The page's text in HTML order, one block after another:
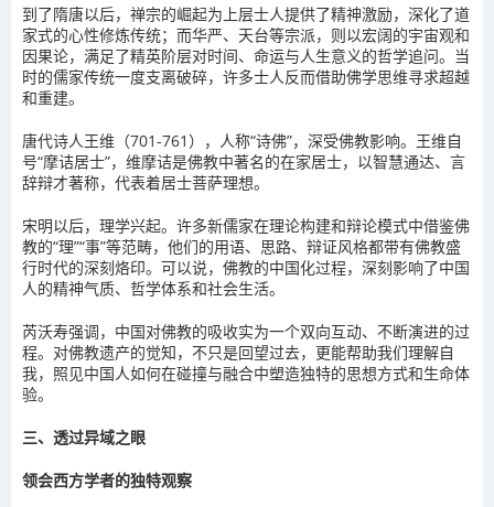
到了隋唐以后，禅宗的崛起为上层士人提供了精神激励，深化了道
家式的心性修炼传统；而华严、天台等宗派，则以宏阔的宇宙观和
因果论，满足了精英阶层对时间、命运与人生意义的哲学追问。当
时的儒家传统一度支离破碎，许多士人反而借助佛学思维寻求超越
和重建。
唐代诗人王维（701-761），人称“诗佛”，深受佛教影响。王维自
号“摩诘居士”，维摩诘是佛教中著名的在家居士，以智慧通达、言
辞辩才著称，代表着居士菩萨理想。
宋明以后，理学兴起。许多新儒家在理论构建和辩论模式中借鉴佛
教的“理”“事”等范畴，他们的用语、思路、辩证风格都带有佛教盛
行时代的深刻烙印。可以说，佛教的中国化过程，深刻影响了中国
人的精神气质、哲学体系和社会生活。
芮沃寿强调，中国对佛教的吸收实为一个双向互动、不断演进的过
程。对佛教遗产的觉知，不只是回望过去，更能帮助我们理解自
我，照见中国人如何在碰撞与融合中塑造独特的思想方式和生命体
验。
三、透过异域之眼
领会西方学者的独特观察